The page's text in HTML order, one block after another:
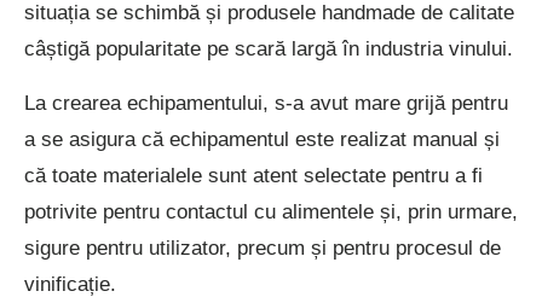
situația se schimbă și produsele handmade de calitate
câștigă popularitate pe scară largă în industria vinului.
La crearea echipamentului, s-a avut mare grijă pentru
a se asigura că echipamentul este realizat manual și
că toate materialele sunt atent selectate pentru a fi
potrivite pentru contactul cu alimentele și, prin urmare,
sigure pentru utilizator, precum și pentru procesul de
vinificație.